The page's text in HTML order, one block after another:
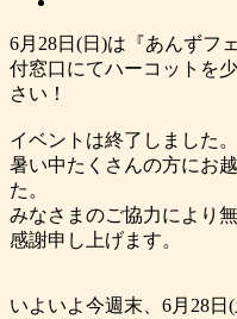
6月28日(日)は『あんずフ
付窓口にてハーコットを
さい！
イベントは終了しました。
暑い中たくさんの方にお
た。
みなさまのご協力により
感謝申し上げます。
いよいよ今週末、6月28